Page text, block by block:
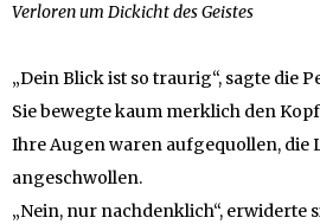
Verloren um Dickicht des Geistes
„Dein Blick ist so traurig“, sagte die
Sie bewegte kaum merklich den
Ihre Augen waren aufgequollen, die
angeschwollen.
„Nein, nur nachdenklich“, erwiderte